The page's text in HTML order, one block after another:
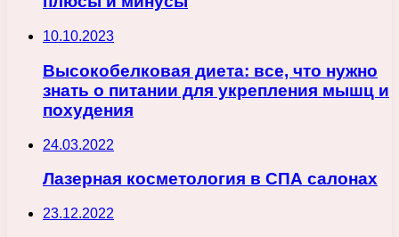
10.10.2023
Высокобелковая диета: все, что нужно
знать о питании для укрепления мышц и
похудения
24.03.2022
Лазерная косметология в СПА салонах
23.12.2022